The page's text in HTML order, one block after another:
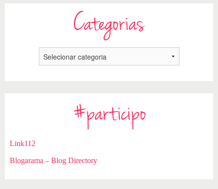
Categorias
#participo
Link112
Blogarama – Blog Directory